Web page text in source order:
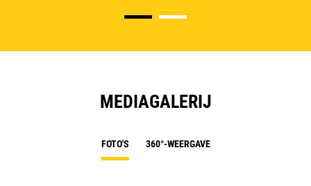
MEDIAGALERIJ
FOTO'S 360°-WEERGAVE